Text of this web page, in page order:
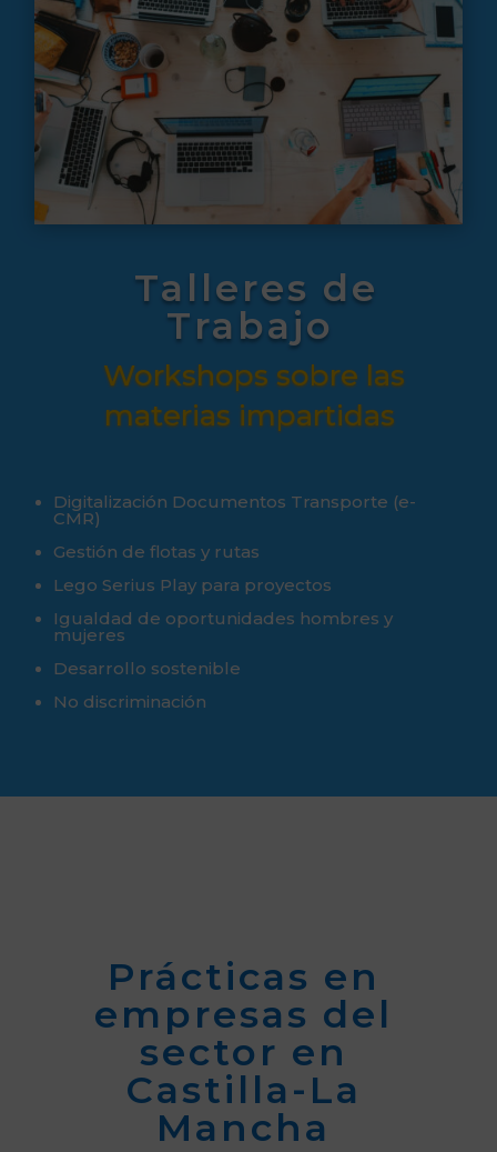
Talleres de
Trabajo
Workshops sobre las
materias impartidas
Digitalización Documentos Transporte (e-
CMR)
Gestión de flotas y rutas
Lego Serius Play para proyectos
Igualdad de oportunidades hombres y
mujeres
Desarrollo sostenible
No discriminación
Prácticas en
empresas del
sector en
Castilla-La
Mancha